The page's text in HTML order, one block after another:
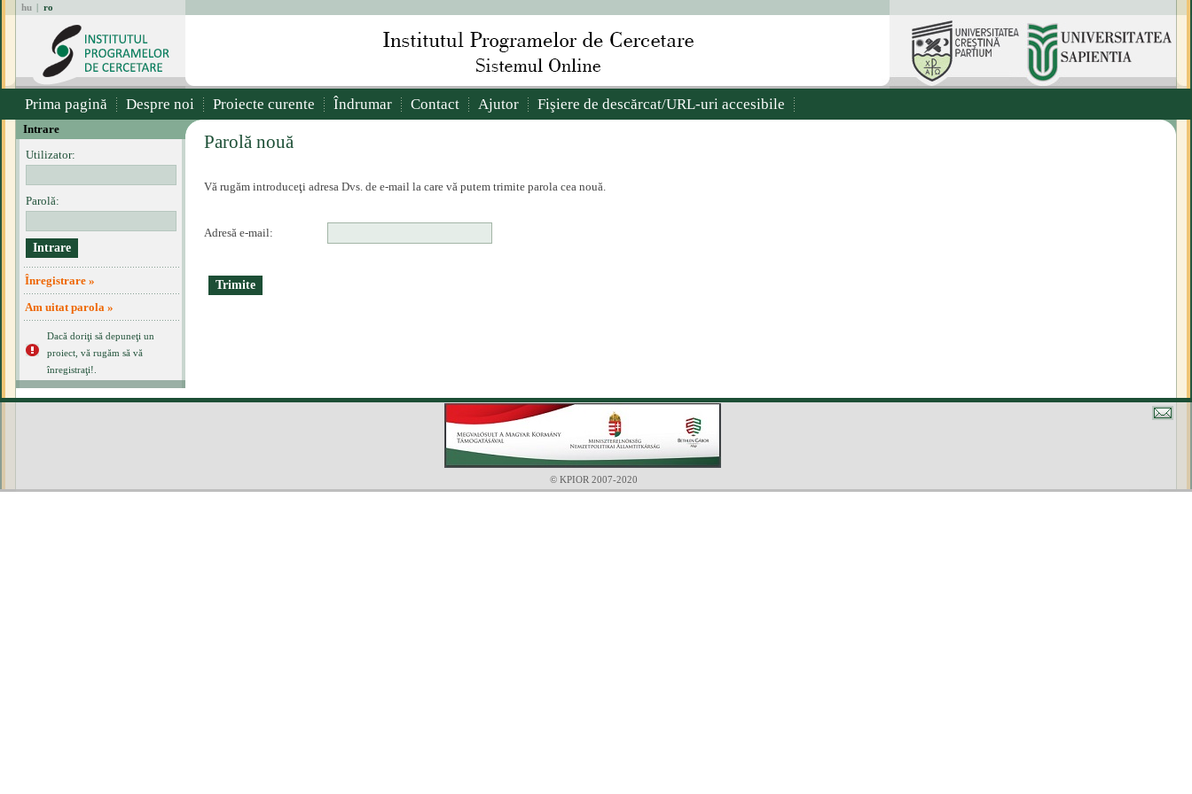
hu | ro
Prima pagină Despre noi Proiecte curente Îndrumar Contact Ajutor Fişiere de descărcat/URL-uri accesibile
Intrare
Utilizator:
Parolă:
Înregistrare »
Am uitat parola »
Dacă doriţi să depuneţi un
proiect, vă rugăm să vă
înregistraţi!.
Parolă nouă
Vă rugăm introduceţi adresa Dvs. de e-mail la care vă putem trimite parola cea nouă.
Adresă e-mail:
© KPIOR 2007-2020